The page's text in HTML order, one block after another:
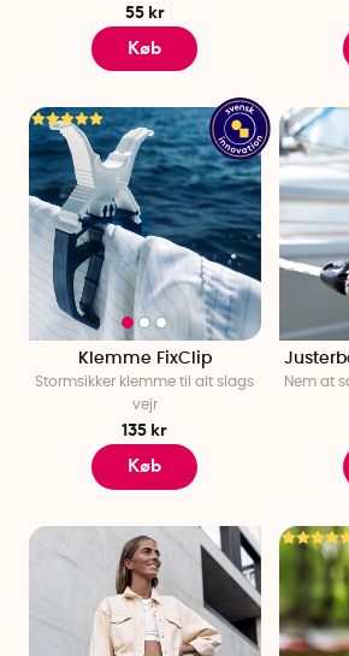
55 kr
Køb
Klemme FixClip
Stormsikker klemme til alt slags
vejr
135 kr
Køb
Nem at